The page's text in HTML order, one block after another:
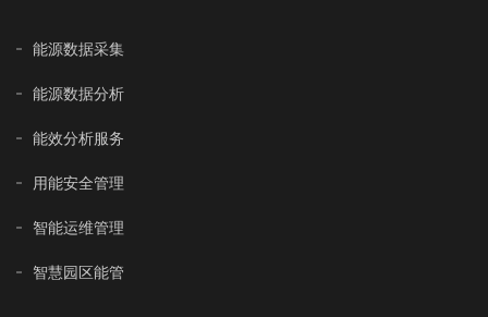
能源数据采集
能源数据分析
能效分析服务
用能安全管理
智能运维管理
智慧园区能管